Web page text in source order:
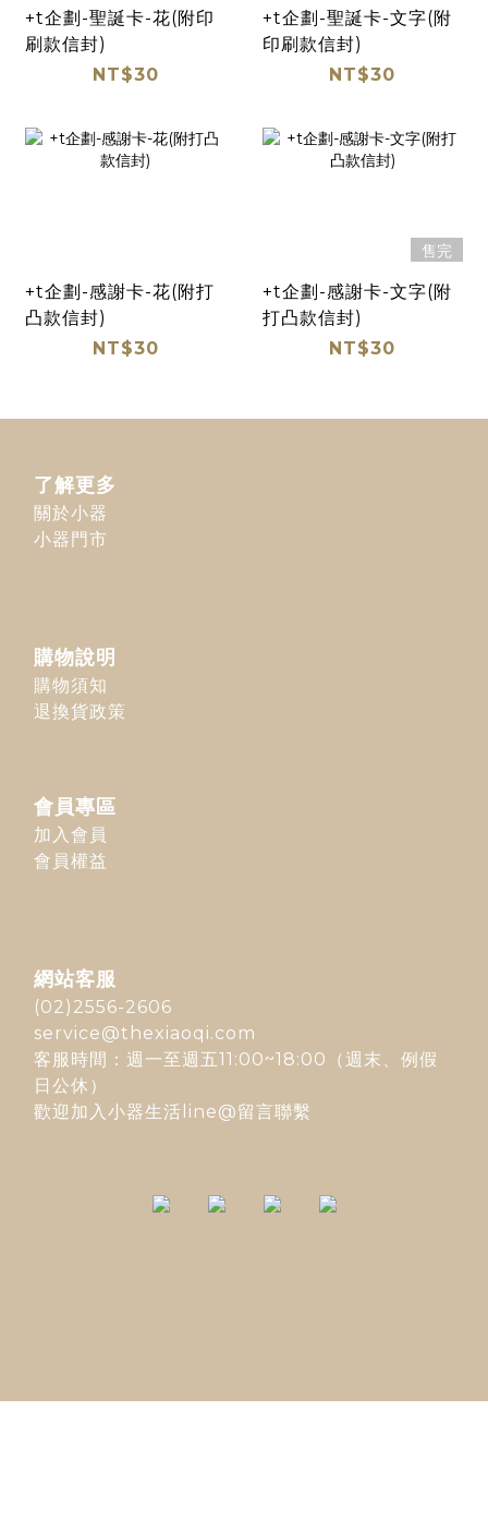
+t企劃-聖誕卡-花(附印
刷款信封)
NT$30
+t企劃-聖誕卡-文字(附
印刷款信封)
NT$30
+t企劃-感謝卡-花(附打
凸款信封)
NT$30
售完
+t企劃-感謝卡-文字(附
打凸款信封)
NT$30
了解更多
關於小器
小器門市
購物說明
購物須知
退換貨政策
會員專區
加入會員
會員權益
網站客服
(02)2556-2606
service@thexiaoqi.com
客服時間：週一至週五11:00~18:00（週末、例假
日公休）
歡迎加入 小器生活line@留言聯繫